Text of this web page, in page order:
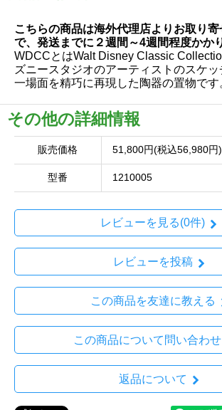
こちらの商品は海外代理店よりお取り
で、発送までに２週間～4週間程度かか
WDCCとはWalt Disney Classic
ズニースタジオのアーティストのスケ
一場面を精巧に再現した陶器の置物です
その他の詳細情報
販売価格 51,800円(税込56,980円)
型番 1210005
レビューを見る(0件)
レビューを投稿
この商品を友達に教える
この商品について問い合わ
返品について